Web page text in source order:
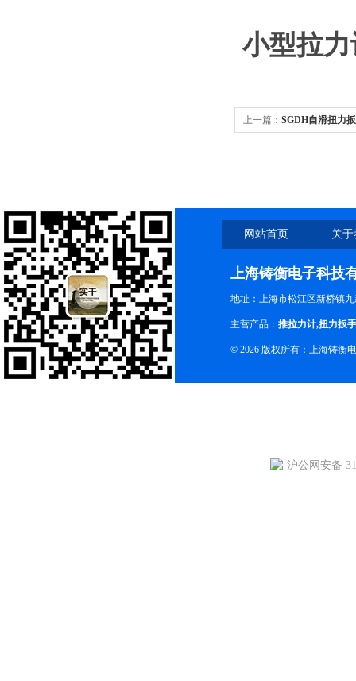
小型拉
上一篇： SGDH自滑扭力
网站首页 关
上海铸衡电子科技
地址：上海市松江区新桥镇
主营产品： 推拉力计,扭力扳手
© 2026 版权所有：上海铸衡
沪公网安备